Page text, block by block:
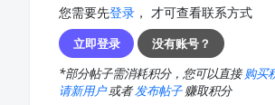
您需要先登录 ， 才可查看联系方式
立即登录
没有账号？
*部分帖子需消耗积分，您可以直接购买
请新用户或者发布帖子赚取积分